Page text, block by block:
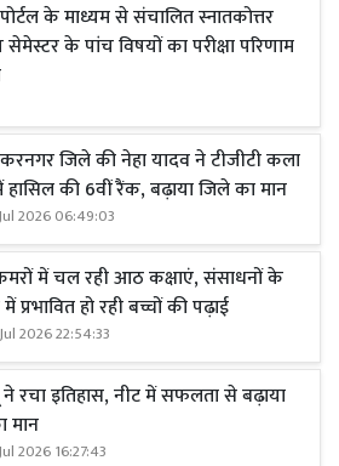
के माध्यम से संचालित स्नातकोत्तर
सेमेस्टर के पांच विषयों का परीक्षा परिणाम
जिले की नेहा यादव ने टीजीटी कला
हासिल की 6वीं रैंक, बढ़ाया जिले का मान
2026 06:49:03
में चल रही आठ कक्षाएं, संसाधनों के
प्रभावित हो रही बच्चों की पढ़ाई
2026 22:54:33
रचा इतिहास, नीट में सफलता से बढ़ाया
मान
2026 16:27:43